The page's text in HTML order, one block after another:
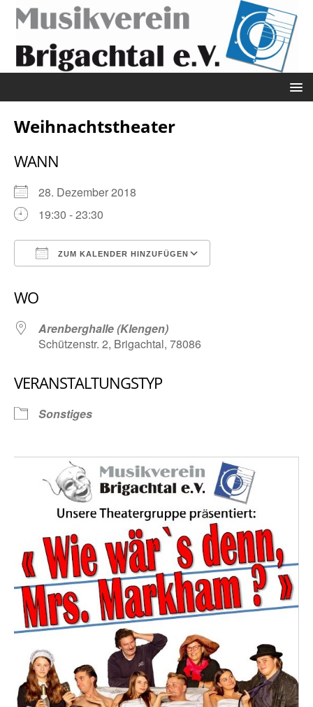
Weihnachtstheater
WANN
28. Dezember 2018
19:30 - 23:30
ZUM KALENDER HINZUFÜGEN
WO
Arenberghalle (Klengen)
Schützenstr. 2, Brigachtal, 78086
VERANSTALTUNGSTYP
Sonstiges